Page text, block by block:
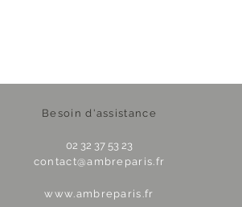
Besoin d'assistance
02 32 37 53 23
contact@ambreparis.fr
www.ambreparis.fr